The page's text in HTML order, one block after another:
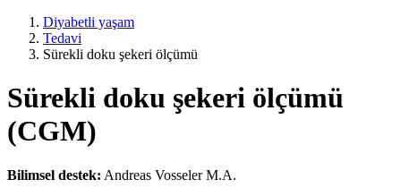
Diyabetli yaşam
Tedavi
Sürekli doku şekeri ölçümü
Sürekli doku şekeri ölçümü
(CGM)
Bilimsel destek: Andreas Vosseler M.A.